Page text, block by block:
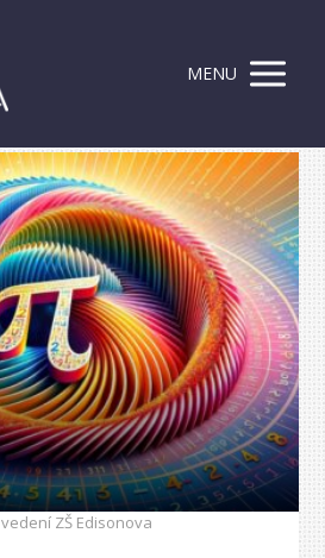
MENU
vedení ZŠ Edisonova